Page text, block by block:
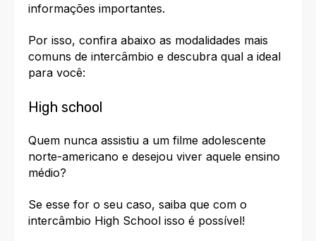
informações importantes.
Por isso, confira abaixo as modalidades mais
comuns de intercâmbio e descubra qual a ideal
para você:
High school
Quem nunca assistiu a um filme adolescente
norte-americano e desejou viver aquele ensino
médio?
Se esse for o seu caso, saiba que com o
intercâmbio High School isso é possível!